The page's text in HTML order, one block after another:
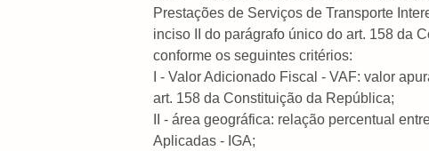
Prestações de Serviços de Transporte
inciso II do parágrafo único do art. 158 da
conforme os seguintes critérios:
I - Valor Adicionado Fiscal - VAF: valor
art. 158 da Constituição da República;
II - área geográfica: relação percentual
Aplicadas - IGA;